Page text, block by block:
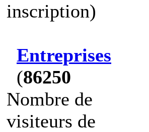
inscription)
Entreprises
(86250
Nombre de
visiteurs de